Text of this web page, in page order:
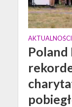
AKTUALNOŚCI
Poland